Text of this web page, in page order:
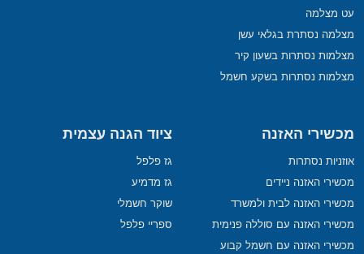
עט מצלמה
מצלמה נסתרת בגלאי עשן
מצלמות נסתרות בשעון קיר
מצלמות נסתרות בשקע חשמל
מכשירי האזנה
אוזניות נסתרות
מכשירי האזנה ניידים
מכשירי האזנה לבית ולמשרד
מכשירי האזנה עם סוללה פנימית
מכשירי האזנה עם חשמל קבוע
ציוד הגנה עצמית
גז פלפל
גז מדמיע
שוקר חשמלי
ספריי פלפל